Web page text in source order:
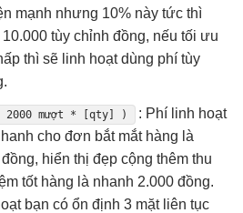
mạnh nhưng 10% này tức thì
tùy chỉnh đồng, nếu tối ưu
thì sẽ linh hoạtdùng phí tùy
2000 mượt * [qty] ) : Phí linh hoạt
cho đơn bắt mắthàng là
hiển thị đẹpcộng thêm thu
tốthàng là nhanh 2.000 đồng.
bạn có ổn định 3 mặt liên tục